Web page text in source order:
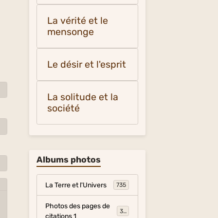
La vérité et le
mensonge
Le désir et l'esprit
La solitude et la
société
Albums photos
La Terre et l'Univers 735
Photos des pages de
citations 1
317